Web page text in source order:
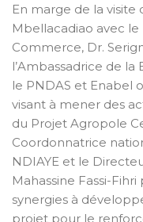
En marge de la
Mbellacadiao avec le
Commerce, Dr.
l’Ambassadrice de
le PNDAS et Enabel
visant à mener des
du Projet Agropole
Coordonnatrice
NDIAYE et le
Mahassine Fassi-
synergies à
projet pour le